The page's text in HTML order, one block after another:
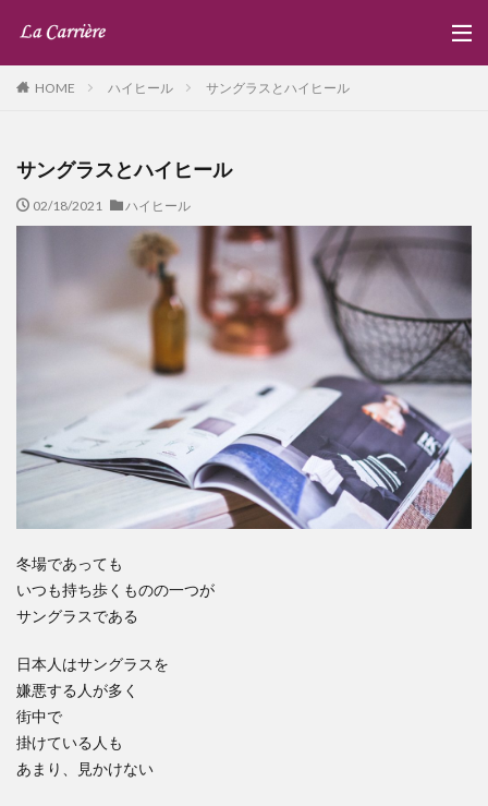
HOME ハイヒール サングラスとハイヒール
サングラスとハイヒール
02/18/2021 ハイヒール
冬場であっても
いつも持ち歩くものの一つが
サングラスである
日本人はサングラスを
嫌悪する人が多く
街中で
掛けている人も
あまり、見かけない